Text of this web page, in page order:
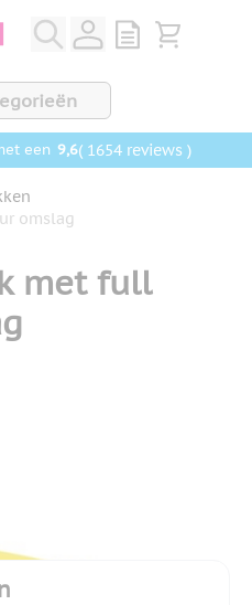
View quote,
Bekijk
een 9,6( 1654 reviews )
omslag
met full